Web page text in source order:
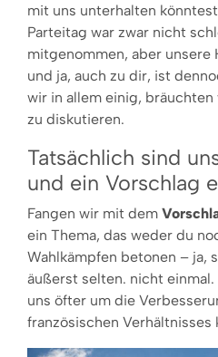
mit uns unterhalten
Parteitag war zwar nicht
mitgenommen, aber unsere
und ja, auch zu dir, ist
wir in allem einig,
zu diskutieren.
Tatsächlich sind
und ein Vorschlag
Fangen wir mit dem
ein Thema, das weder du
Wahlkämpfen betonen – ja,
äußerst selten. nicht
uns öfter um die
französischen Ver­hältnisses